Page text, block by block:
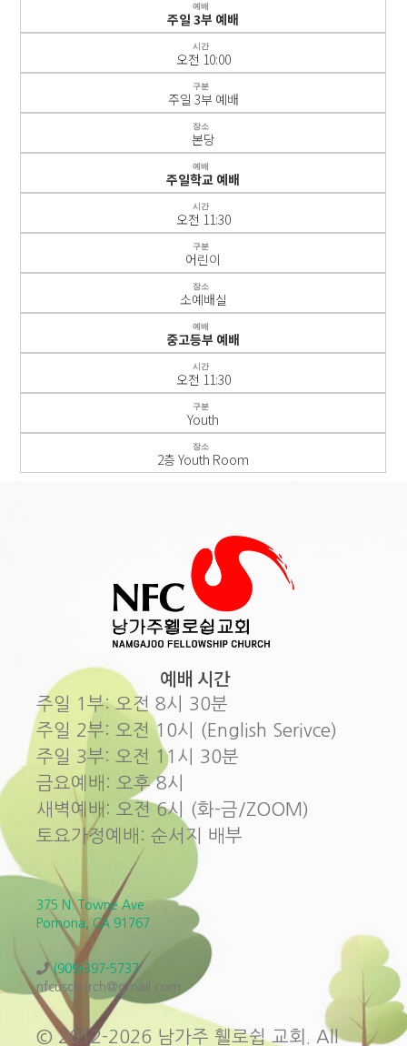
예배
주일 3부 예배
시간
오전 10:00
구분
주일 3부 예배
장소
본당
예배
주일학교 예배
시간
오전 11:30
구분
어린이
장소
소예배실
예배
중고등부 예배
시간
오전 11:30
구분
Youth
장소
2층 Youth Room
예배 시간
주일 1부: 오전 8시 30분
주일 2부: 오전 10시 (English Serivce)
주일 3부: 오전 11시 30분
금요예배: 오후 8시
새벽예배: 오전 6시 (화-금/ZOOM)
토요가정예배: 순서지 배부
375 N. Towne Ave.
Pomona, CA 91767
(909)397-5737
nfcuschurch@gmail.com
© 2012-2026 남가주 휄로쉽 교회. All